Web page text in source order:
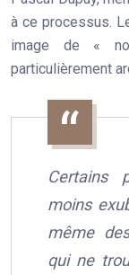
à ce processus.
image de «
particulièrement
Certains
moins
même
qui ne